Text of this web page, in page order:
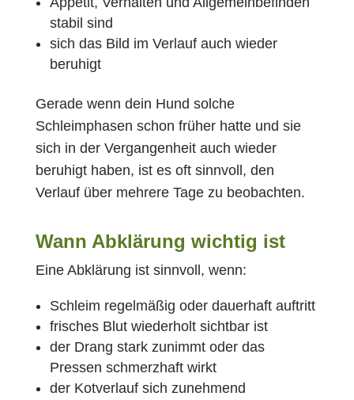
stabil sind
sich das Bild im Verlauf auch wieder
beruhigt
Gerade wenn dein Hund solche
Schleimphasen schon früher hatte und sie
sich in der Vergangenheit auch wieder
beruhigt haben, ist es oft sinnvoll, den
Verlauf über mehrere Tage zu beobachten.
Wann Abklärung wichtig ist
Eine Abklärung ist sinnvoll, wenn:
Schleim regelmäßig oder dauerhaft auftritt
frisches Blut wiederholt sichtbar ist
der Drang stark zunimmt oder das
Pressen schmerzhaft wirkt
der Kotverlauf sich zunehmend